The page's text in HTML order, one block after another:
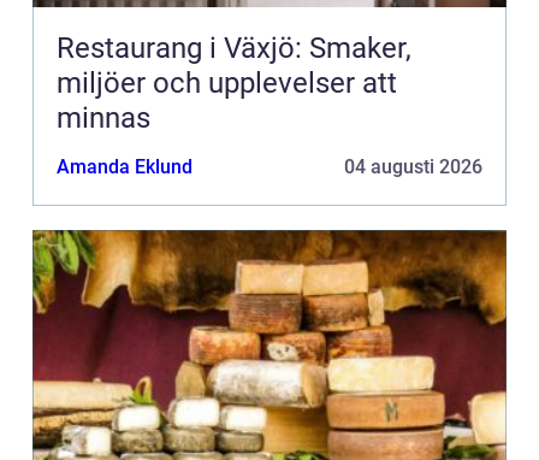
Restaurang i Växjö: Smaker,
miljöer och upplevelser att
minnas
Amanda Eklund 04 augusti 2026